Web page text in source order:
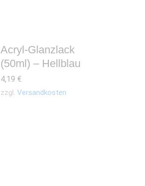
Acryl-Glanzlack
(50ml) – Hellblau
4,19 €
zzgl. Versandkosten